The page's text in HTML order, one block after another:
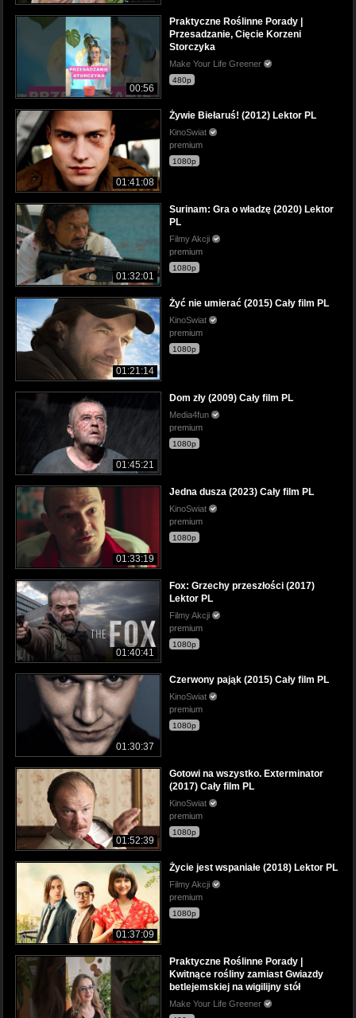
00:56
Praktyczne Roślinne Porady |
Przesadzanie, Cięcie Korzeni
Storczyka
Make Your Life Greener
480p
01:41:08
Żywie Biełaruś! (2012) Lektor PL
KinoSwiat
premium
1080p
01:32:01
Surinam: Gra o władzę (2020) Lektor
PL
Filmy Akcji
premium
1080p
01:21:14
Żyć nie umierać (2015) Cały film PL
KinoSwiat
premium
1080p
01:45:21
Dom zły (2009) Cały film PL
Media4fun
premium
1080p
01:33:19
Jedna dusza (2023) Cały film PL
KinoSwiat
premium
1080p
01:40:41
Fox: Grzechy przeszłości (2017)
Lektor PL
Filmy Akcji
premium
1080p
01:30:37
Czerwony pająk (2015) Cały film PL
KinoSwiat
premium
1080p
01:52:39
Gotowi na wszystko. Exterminator
(2017) Cały film PL
KinoSwiat
premium
1080p
01:37:09
Życie jest wspaniałe (2018) Lektor PL
Filmy Akcji
premium
1080p
Praktyczne Roślinne Porady |
Kwitnące rośliny zamiast Gwiazdy
betlejemskiej na wigilijny stół
Make Your Life Greener